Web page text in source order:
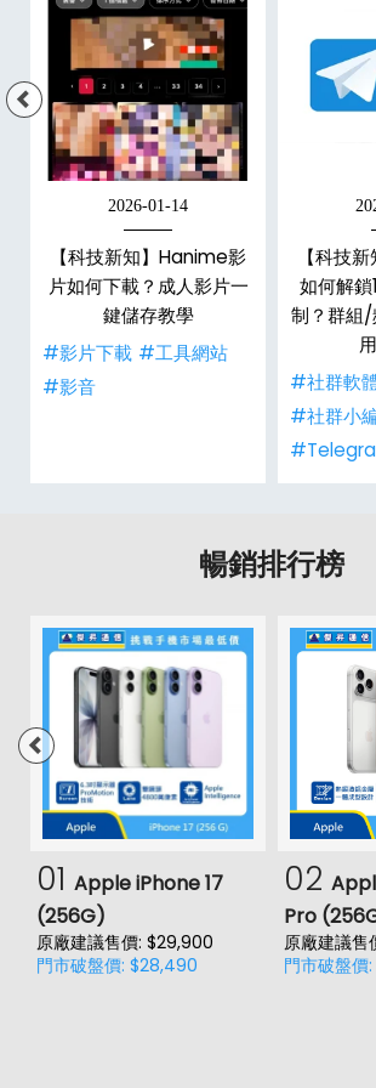
2026-01-14
【科技新知】Hanime影
片如何下載？成人影片一
鍵儲存教學
#影片下載 #工具網站
#影音
【科技
如何解
制？群組
#社群軟
#社群小
暢銷排行榜
01 Apple iPhone 17
(256G)
原廠建議售價: $29,900
門市破盤價: $28,490
02
Pro
原廠建議
門市破盤